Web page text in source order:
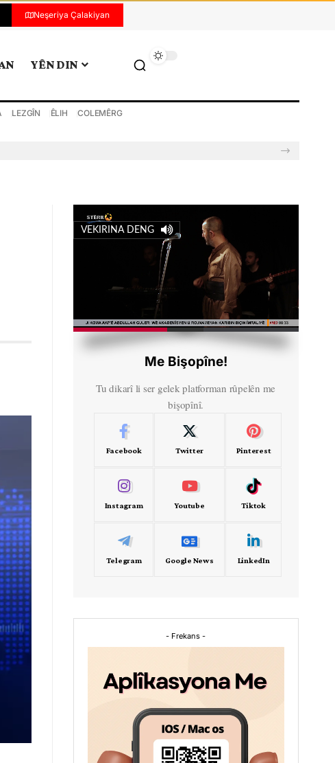
Neşeriya Çalakiyan
YÊN DIN
LEZGÎN ÊLIH COLEMÊRG
VEKIRINA DENG
Me Bişopîne!
Tu dikarî li ser gelek platforman rûpelên me
bişopînî.
Facebook Twitter Pinterest
Instagram Youtube Tiktok
Telegram Google News LinkedIn
- Frekans -